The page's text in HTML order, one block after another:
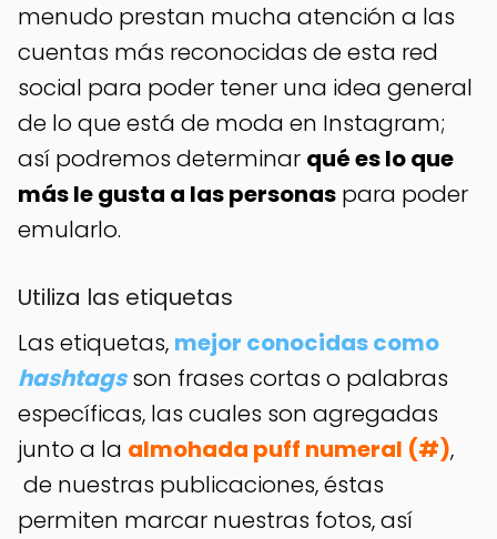
menudo prestan mucha atención a las
cuentas más reconocidas de esta red
social para poder tener una idea general
de lo que está de moda en Instagram;
así podremos determinar qué es lo que
más le gusta a las personas para poder
emularlo.
Utiliza las etiquetas
Las etiquetas, mejor conocidas como
hashtagsson frases cortas o palabras
específicas, las cuales son agregadas
junto a la almohada puff numeral (#),
de nuestras publicaciones, éstas
permiten marcar nuestras fotos, así